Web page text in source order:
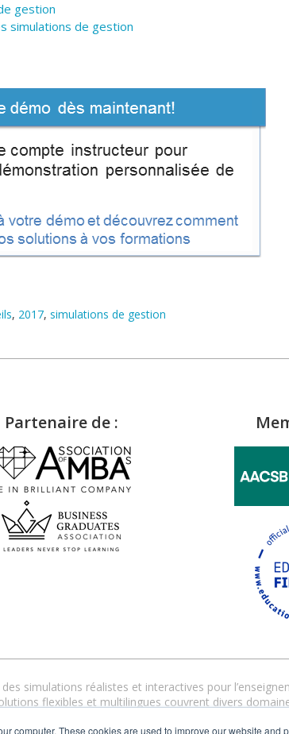
computer. These cookies are used to improve our website and
gestion
simulations de gestion
, 2017, simulations de gestion
Partenaire de :
simulations réalistes et interactives pour
flexibles et multilingues couvrent divers